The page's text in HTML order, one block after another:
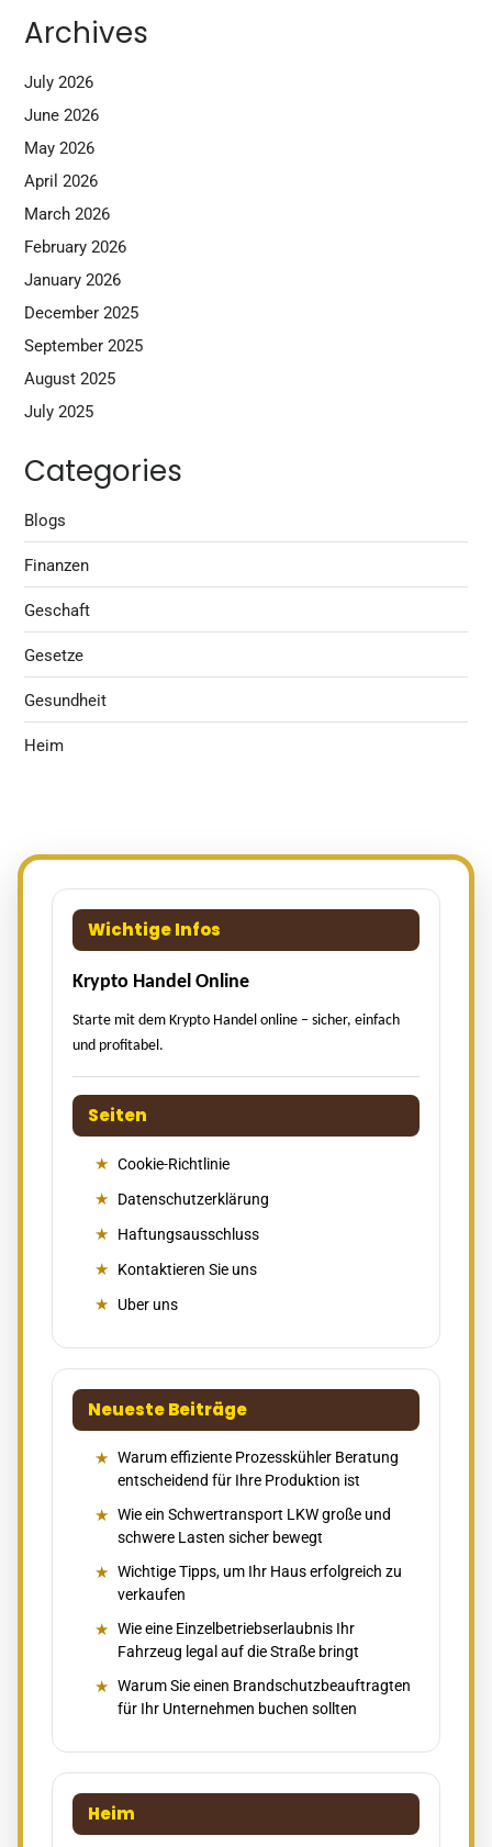
Archives
July 2026
June 2026
May 2026
April 2026
March 2026
February 2026
January 2026
December 2025
September 2025
August 2025
July 2025
Categories
Blogs
Finanzen
Geschaft
Gesetze
Gesundheit
Heim
Wichtige Infos
Krypto Handel Online
Starte mit dem Krypto Handel online – sicher, einfach
und profitabel.
Seiten
Cookie-Richtlinie
Datenschutzerklärung
Haftungsausschluss
Kontaktieren Sie uns
Uber uns
Neueste Beiträge
Warum effiziente Prozesskühler Beratung
entscheidend für Ihre Produktion ist
Wie ein Schwertransport LKW große und
schwere Lasten sicher bewegt
Wichtige Tipps, um Ihr Haus erfolgreich zu
verkaufen
Wie eine Einzelbetriebserlaubnis Ihr
Fahrzeug legal auf die Straße bringt
Warum Sie einen Brandschutzbeauftragten
für Ihr Unternehmen buchen sollten
Heim